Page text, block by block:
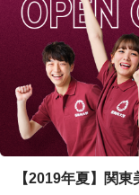
【2019年夏】関